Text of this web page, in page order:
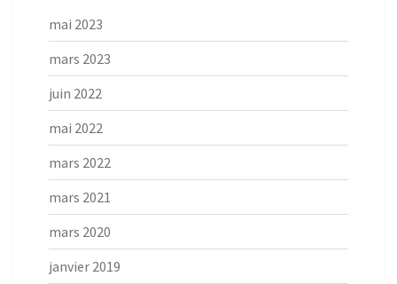
mai 2023
mars 2023
juin 2022
mai 2022
mars 2022
mars 2021
mars 2020
janvier 2019